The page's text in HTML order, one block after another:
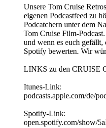
Unsere Tom Cruise
eigenen Podcastfeed zu
Podcatchern unter dem
Tom Cruise Film-
und wenn es euch
Spotify bewerten. Wir
LINKS zu den CRUISE
Itunes-Link:
podcasts.apple.com/de/
Spotify-Link:
open.spotify.com/show/